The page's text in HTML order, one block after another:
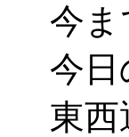
今
今
東